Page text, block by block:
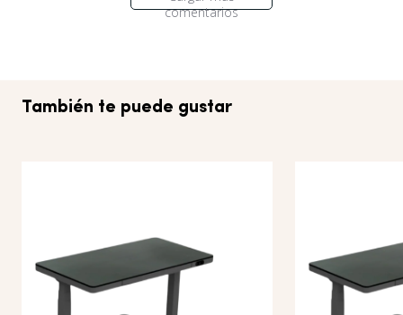
comentarios
También te puede gustar